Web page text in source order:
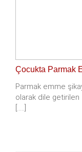
Çocukta Parmak
Parmak emme
olarak dile getirilen
[.....]